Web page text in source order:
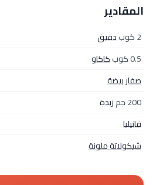
المقادير
2 كوب
دقيق
0.5 كوب
كاكاو
صفار بيضة
200 جم
زبدة
فانيليا
شيكولاتة ملونة